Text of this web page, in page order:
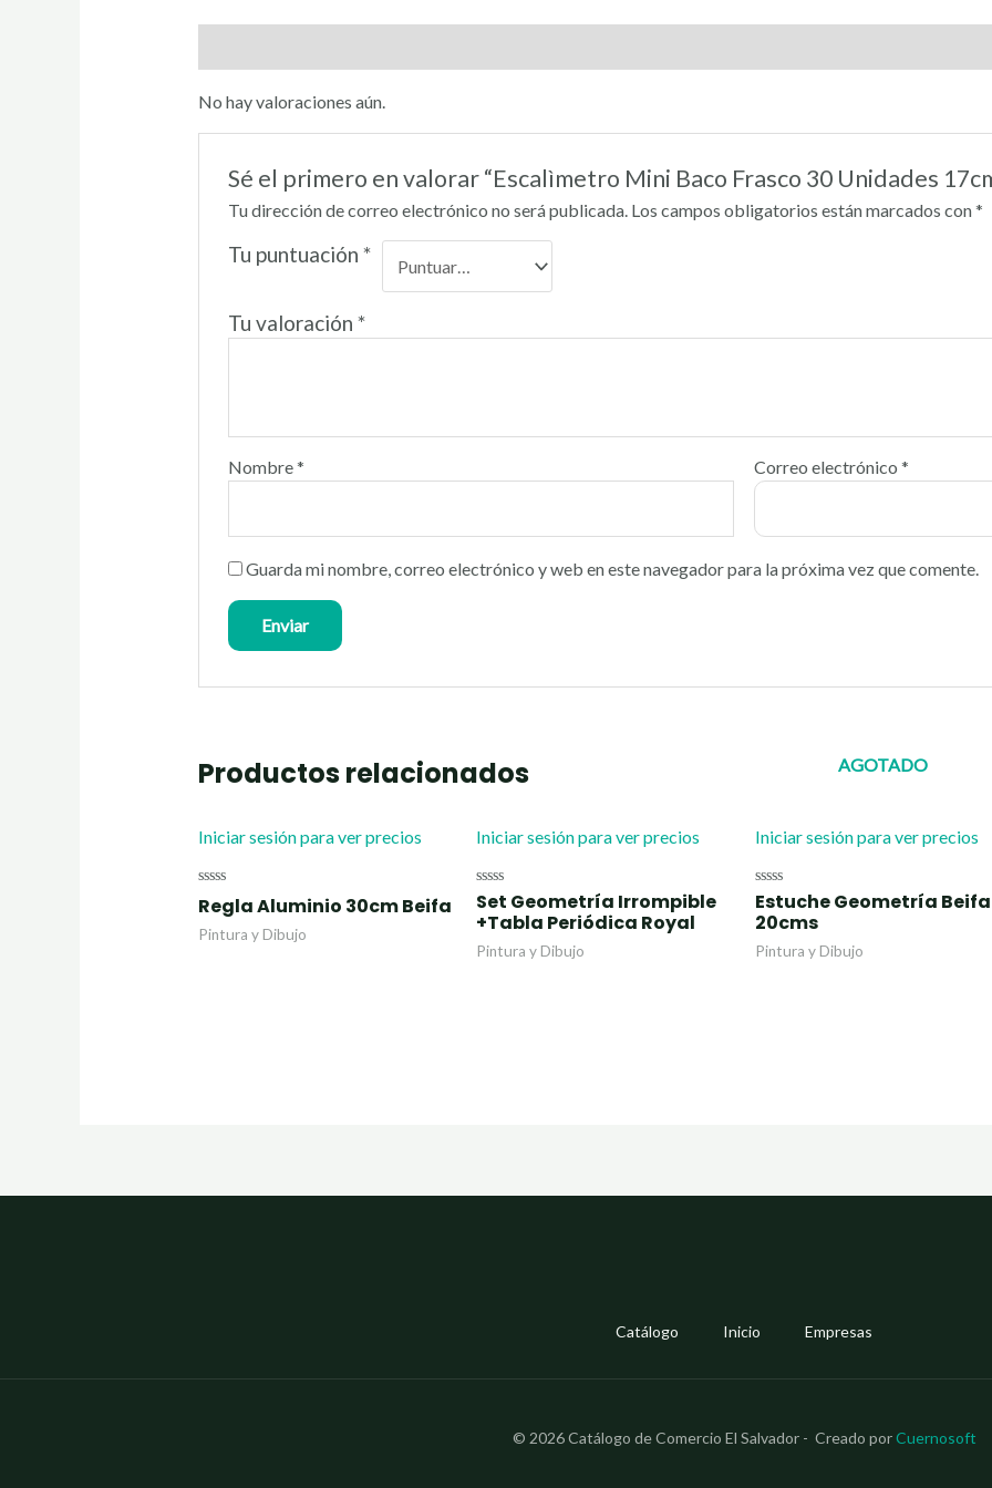
No hay valoraciones aún.
Sé el primero en valorar “Escalìmetro Mini Baco Frasco 30 Unidades
Tu dirección de correo electrónico no será publicada. Los campos obligatorios están marcados con*
Tu puntuación*
Tu valoración*
Nombre* Correo electrónico*
Guarda mi nombre, correo electrónico y web en este navegador para la próxima vez que comente.
Productos relacionados
Iniciar sesión para ver precios
Valorado
con
0
de
Regla Aluminio 30cm Beifa
Pintura y Dibujo
Iniciar sesión para ver precios
Valorado
con
0
5
Set Geometría Irrompible
+Tabla Periódica Royal
Pintura y Dibujo
AGOTADO
Iniciar sesión para ver precios
Valorado
con
0
5
Estuche Geometría Beifa
20cms
Pintura y Dibujo
Catálogo Inicio Empresas
© 2026 Catálogo de Comercio El Salvador - Creado porCuernosoft